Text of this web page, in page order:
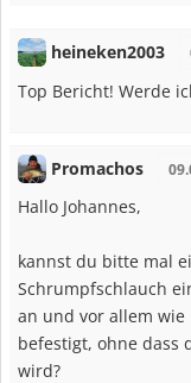
heineken2003
Top Bericht! Werde
Promachos
Hallo Johannes,
kannst du bitte mal
Schrumpfschlauch
an und vor allem
befestigt, ohne dass
wird?